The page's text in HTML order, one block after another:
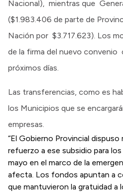
Nacional), mientras que
($1.983.406 de parte de
Nación por $3.717.623). Los
de la firma del nuevo convenio
próximos días.
Las transferencias, como es
los Municipios que se
empresas.
“El Gobierno Provincial
refuerzo a ese subsidio para
mayo en el marco de la
afecta. Los fondos apuntan a
que mantuvieron la gratuidad a